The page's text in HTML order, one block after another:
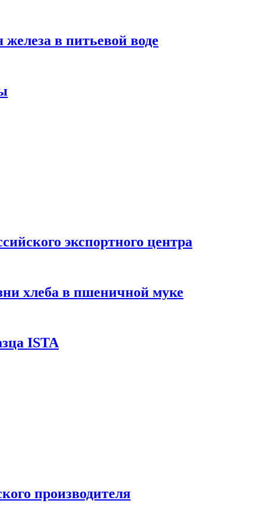
в питьевой воде
экспортного центра
хлеба в пшеничной муке
ISTA
производителя